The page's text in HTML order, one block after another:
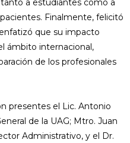
a estudiantes como a
Finalmente, felicitó
que su impacto
ámbito internacional,
de los profesionales
presentes el Lic. Antonio
de la UAG; Mtro. Juan
Administrativo, y el Dr.